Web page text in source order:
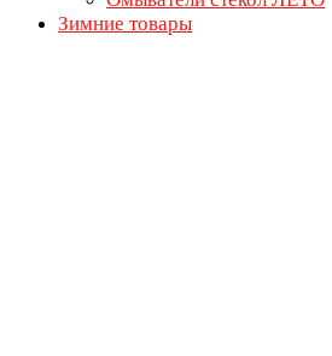
Зимние товары